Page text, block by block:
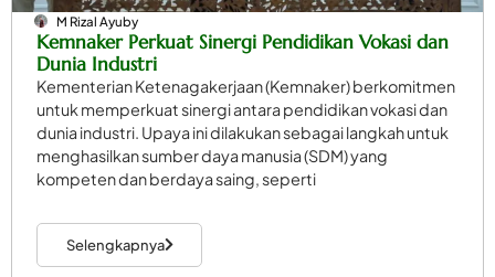
M Rizal Ayuby
Kemnaker Perkuat Sinergi Pendidikan Vokasi dan
Dunia Industri
Kementerian Ketenagakerjaan (Kemnaker) berkomitmen
untuk memperkuat sinergi antara pendidikan vokasi dan
dunia industri. Upaya ini dilakukan sebagai langkah untuk
menghasilkan sumber daya manusia (SDM) yang
kompeten dan berdaya saing, seperti
Selengkapnya